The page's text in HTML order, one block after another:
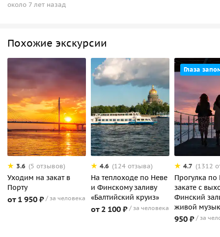
около 7 лет назад
Похожие экскурсии
3.6 (5 отзывов)
Уходим на закат в
Порту
от 1 950 ₽ за человека
4.6 (124 отзыва)
На теплоходе по Неве
и Финскому заливу
«Балтийский круиз»
от 2 100 ₽ за человека
Глаза
4.7 (1312
Прогулка по
закате с
Финский
живой
950 ₽ за